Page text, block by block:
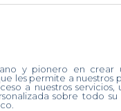
y pionero en crear
les permite a nuestros
a nuestros servicios,
sobre todo